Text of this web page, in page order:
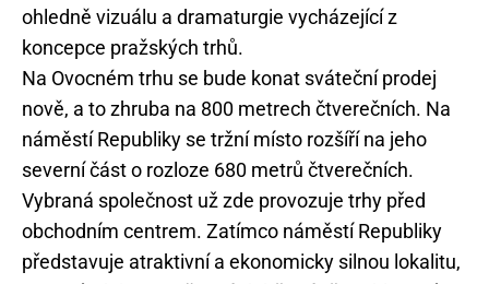
ohledně vizuálu a dramaturgie vycházející z
koncepce pražských trhů.
Na Ovocném trhu se bude konat sváteční prodej
nově, a to zhruba na 800 metrech čtverečních. Na
náměstí Republiky se tržní místo rozšíří na jeho
severní část o rozloze 680 metrů čtverečních.
Vybraná společnost už zde provozuje trhy před
obchodním centrem. Zatímco náměstí Republiky
představuje atraktivní a ekonomicky silnou lokalitu,